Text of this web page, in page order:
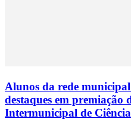
Alunos da rede
destaques em premiação
Intermunicipal de